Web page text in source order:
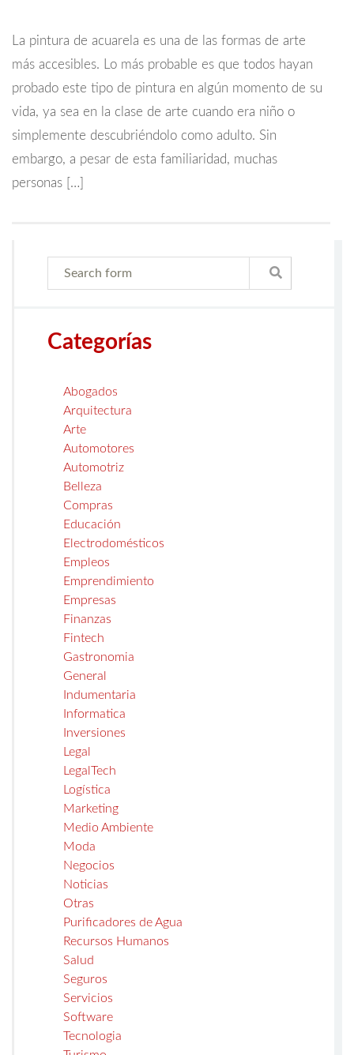
La pintura de acuarela es una de las formas de arte
más accesibles. Lo más probable es que todos hayan
probado este tipo de pintura en algún momento de su
vida, ya sea en la clase de arte cuando era niño o
simplemente descubriéndolo como adulto. Sin
embargo, a pesar de esta familiaridad, muchas
personas […]
Categorías
Abogados
Arquitectura
Arte
Automotores
Automotriz
Belleza
Compras
Educación
Electrodomésticos
Empleos
Emprendimiento
Empresas
Finanzas
Fintech
Gastronomia
General
Indumentaria
Informatica
Inversiones
Legal
LegalTech
Logística
Marketing
Medio Ambiente
Moda
Negocios
Noticias
Otras
Purificadores de Agua
Recursos Humanos
Salud
Seguros
Servicios
Software
Tecnologia